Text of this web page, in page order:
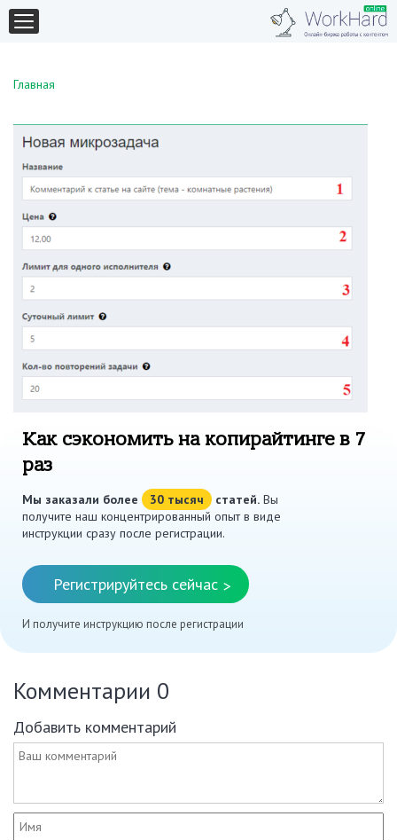
Главная
Как сэкономить на копирайтинге в 7
раз
Мы заказали более 30 тысяч статей. Вы
получите наш концентрированный опыт в виде
инструкции сразу после регистрации.
Регистрируйтесь сейчас >
И получите инструкцию после регистрации
Комментарии 0
Добавить комментарий